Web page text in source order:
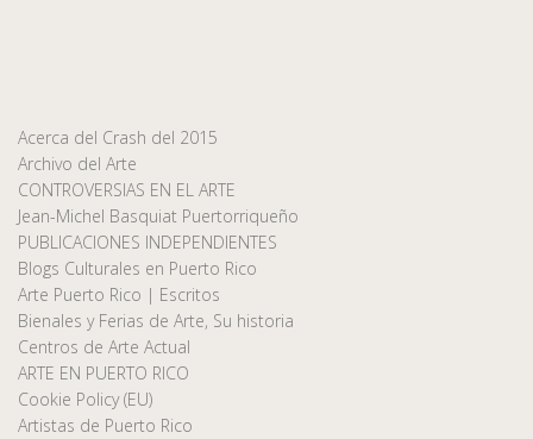
Acerca del Crash del 2015
Archivo del Arte
CONTROVERSIAS EN EL ARTE
Jean-Michel Basquiat Puertorriqueño
PUBLICACIONES INDEPENDIENTES
Blogs Culturales en Puerto Rico
Arte Puerto Rico | Escritos
Bienales y Ferias de Arte, Su historia
Centros de Arte Actual
ARTE EN PUERTO RICO
Cookie Policy (EU)
Artistas de Puerto Rico